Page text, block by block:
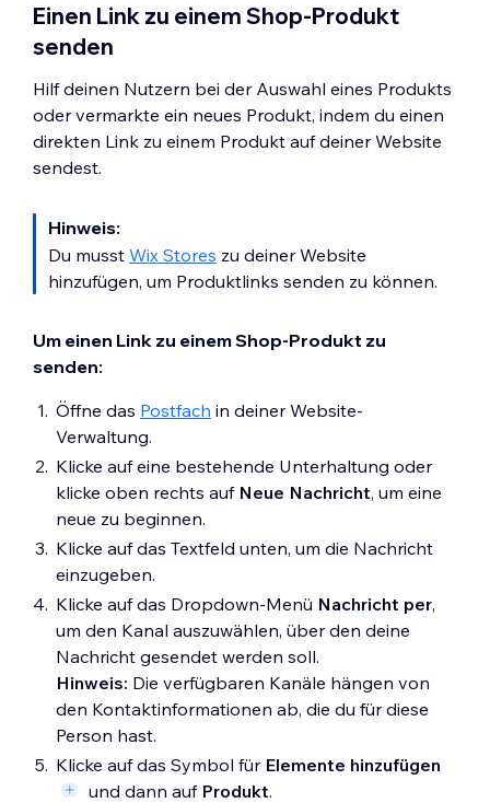
Einen Link zu einem Shop-Produkt
senden
Hilf deinen Nutzern bei der Auswahl eines Produkts
oder vermarkte ein neues Produkt, indem du einen
direkten Link zu einem Produkt auf deiner Website
sendest.
Hinweis:
Du musst Wix Stores zu deiner Website
hinzufügen, um Produktlinks senden zu können.
Um einen Link zu einem Shop-Produkt zu
senden:
Öffne das Postfach in deiner Website-
Verwaltung.
Klicke auf eine bestehende Unterhaltung oder
klicke oben rechts auf Neue Nachricht, um eine
neue zu beginnen.
Klicke auf das Textfeld unten, um die Nachricht
einzugeben.
Klicke auf das Dropdown-Menü Nachricht per,
um den Kanal auszuwählen, über den deine
Nachricht gesendet werden soll.
Hinweis: Die verfügbaren Kanäle hängen von
den Kontaktinformationen ab, die du für diese
Person hast.
Klicke auf das Symbol für Elemente hinzufügen
und dann auf Produkt.